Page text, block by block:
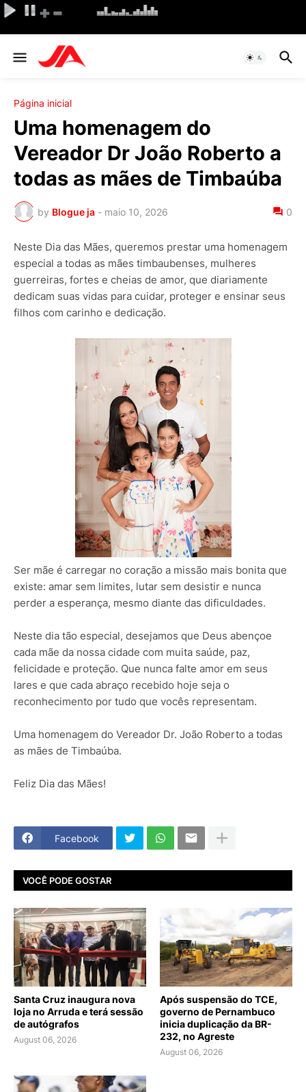
Página inicial
Uma homenagem do
Vereador Dr João Roberto a
todas as mães de Timbaúba
by Blogue ja - maio 10, 2026 0
Neste Dia das Mães, queremos prestar uma homenagem
especial a todas as mães timbaubenses, mulheres
guerreiras, fortes e cheias de amor, que diariamente
dedicam suas vidas para cuidar, proteger e ensinar seus
filhos com carinho e dedicação.
Ser mãe é carregar no coração a missão mais bonita que
existe: amar sem limites, lutar sem desistir e nunca
perder a esperança, mesmo diante das dificuldades.
Neste dia tão especial, desejamos que Deus abençoe
cada mãe da nossa cidade com muita saúde, paz,
felicidade e proteção. Que nunca falte amor em seus
lares e que cada abraço recebido hoje seja o
reconhecimento por tudo que vocês representam.
Uma homenagem do Vereador Dr. João Roberto a todas
as mães de Timbaúba.
Feliz Dia das Mães!
Facebook
VOCÊ PODE GOSTAR
Santa Cruz inaugura nova
loja no Arruda e terá sessão
de autógrafos
August 06, 2026
Após suspensão do TCE,
governo de Pernambuco
inicia duplicação da BR-
232, no Agreste
August 06, 2026